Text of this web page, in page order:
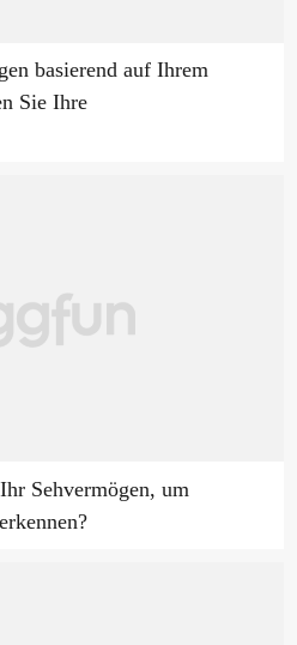
basierend auf Ihrem
Sie Ihre
Sehvermögen, um